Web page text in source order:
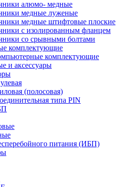
алюмо- медные
медные луженые
медные штифтовые плоские
с изолированным фланцем
со срывными болтами
комплектующие
комплектующие
и аксессуары
(полосовая)
типа PIN
питания (ИБП)